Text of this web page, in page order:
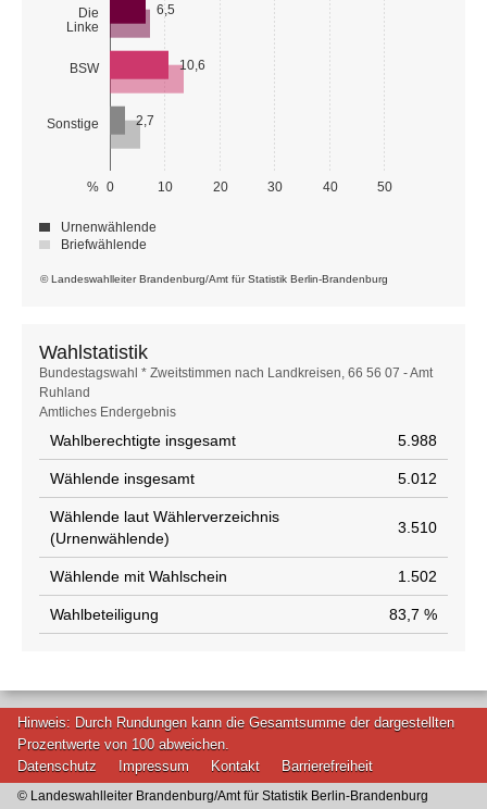
Die
Linke
BSW
Sonstige
0 10 20 30 40 50
%
6,5
10,6
2,7
© Landeswahlleiter Brandenburg/Amt für Statistik Berlin-Brandenburg
Urnenwählende
Briefwählende
Wahlstatistik
Wahlstatistik
Bundestagswahl * Zweitstimmen nach Landkreisen, 66 56 07 - Amt
Ruhland
Amtliches Endergebnis
Wahlberechtigte insgesamt 5.988
Wählende insgesamt 5.012
Wählende laut Wählerverzeichnis
(Urnenwählende)
3.510
Wählende mit Wahlschein 1.502
Wahlbeteiligung 83,7 %
Hinweis: Durch Rundungen kann die Gesamtsumme der dargestellten
Prozentwerte von 100 abweichen.
Datenschutz
Impressum Kontakt Barrierefreiheit
© Landeswahlleiter Brandenburg/Amt für Statistik Berlin-Brandenburg